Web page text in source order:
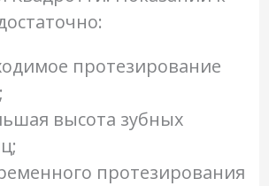
протезирование
высота зубных
протезирования